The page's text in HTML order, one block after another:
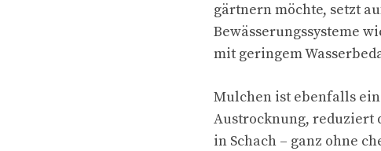
gärtnern möchte, setzt
Bewässerungssysteme
mit geringem
Mulchen ist ebenfalls
Austrocknung, reduziert
in Schach – ganz ohne